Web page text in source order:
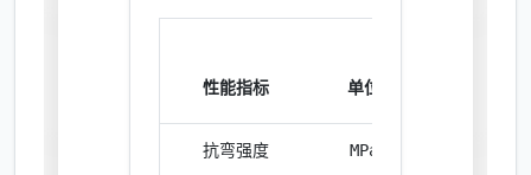
性能指标 单位
抗弯强度 MPa